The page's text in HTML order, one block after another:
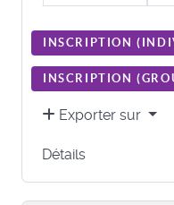
INSCRIPTION (
INSCRIPTION (
Exporter sur
Détails